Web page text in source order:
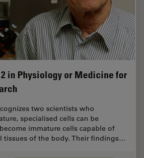
in Physiology or Medicine for
two scientists who
specialised cells can be
immature cells capable of
tissues of the body. Their findings…